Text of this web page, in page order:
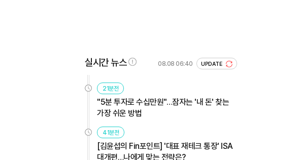
실시간 뉴스 08.08 06:40 UPDATE
21분전
"5분 투자로 수십만원"…잠자는 '내 돈' 찾는
가장 쉬운 방법
41분전
[김윤섭의 Fin포인트] '대표 재테크 통장' ISA
대개편…나에게 맞는 전략은?